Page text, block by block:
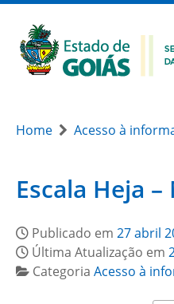
Home Acesso à
Escala Heja –
Publicado em 27 abril
Última Atualização em
Categoria Acesso à